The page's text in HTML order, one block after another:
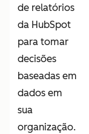
de relatórios
da HubSpot
para tomar
decisões
baseadas em
dados em
sua
organização.